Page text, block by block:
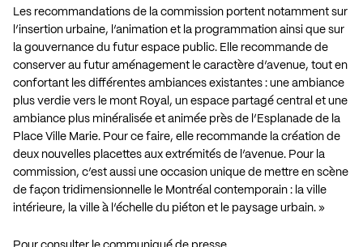
Les recommandations de la commission portent notamment sur
l’insertion urbaine, l’animation et la programmation ainsi que sur
la gouvernance du futur espace public. Elle recommande de
conserver au futur aménagement le caractère d’avenue, tout en
confortant les différentes ambiances existantes : une ambiance
plus verdie vers le mont Royal, un espace partagé central et une
ambiance plus minéralisée et animée près de l’Esplanade de la
Place Ville Marie. Pour ce faire, elle recommande la création de
deux nouvelles placettes aux extrémités de l’avenue. Pour la
commission, c’est aussi une occasion unique de mettre en scène
de façon tridimensionnelle le Montréal contemporain : la ville
intérieure, la ville à l’échelle du piéton et le paysage urbain. »